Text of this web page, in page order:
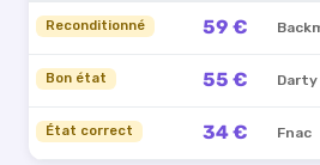
Reconditionné 59 €
Bon état 55 € Darty
État correct 34 € Fnac